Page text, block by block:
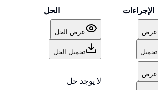
الإجراءات الحل
عرض
تحميل
عرض الحل
تحميل الحل
عرض
لا يوجد حل